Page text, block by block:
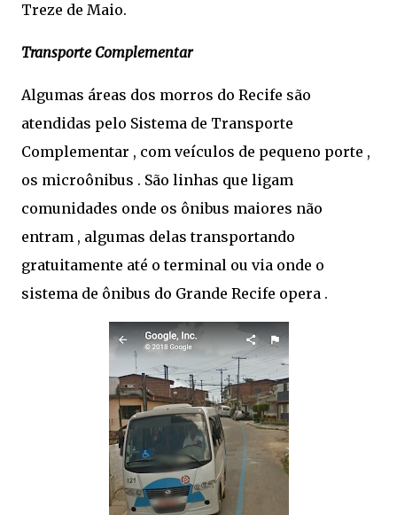
Treze de Maio.
Transporte Complementar
Algumas áreas dos morros do Recife são
atendidas pelo Sistema de Transporte
Complementar , com veículos de pequeno porte ,
os microônibus . São linhas que ligam
comunidades onde os ônibus maiores não
entram , algumas delas transportando
gratuitamente até o terminal ou via onde o
sistema de ônibus do Grande Recife opera .